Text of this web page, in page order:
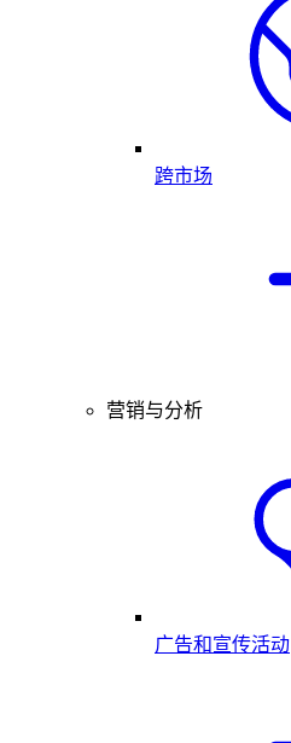
跨市场
营销与分析
广告和宣传活动